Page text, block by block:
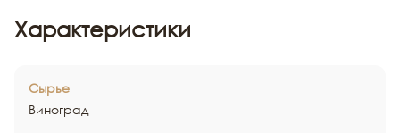
Характеристики
Сырье
Виноград